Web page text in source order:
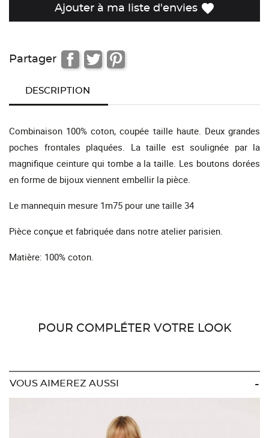
Ajouter à ma liste d'envies favorite
Partager
DESCRIPTION
Combinaison 100% coton, coupée taille haute. Deux grandes
poches frontales plaquées. La taille est soulignée par la
magnifique ceinture qui tombe a la taille. Les boutons dorées
en forme de bijoux viennent embellir la pièce.
Le mannequin mesure 1m75 pour une taille 34
Pièce conçue et fabriquée dans notre atelier parisien.
Matière: 100% coton.
POUR COMPLÉTER VOTRE LOOK
VOUS AIMEREZ AUSSI